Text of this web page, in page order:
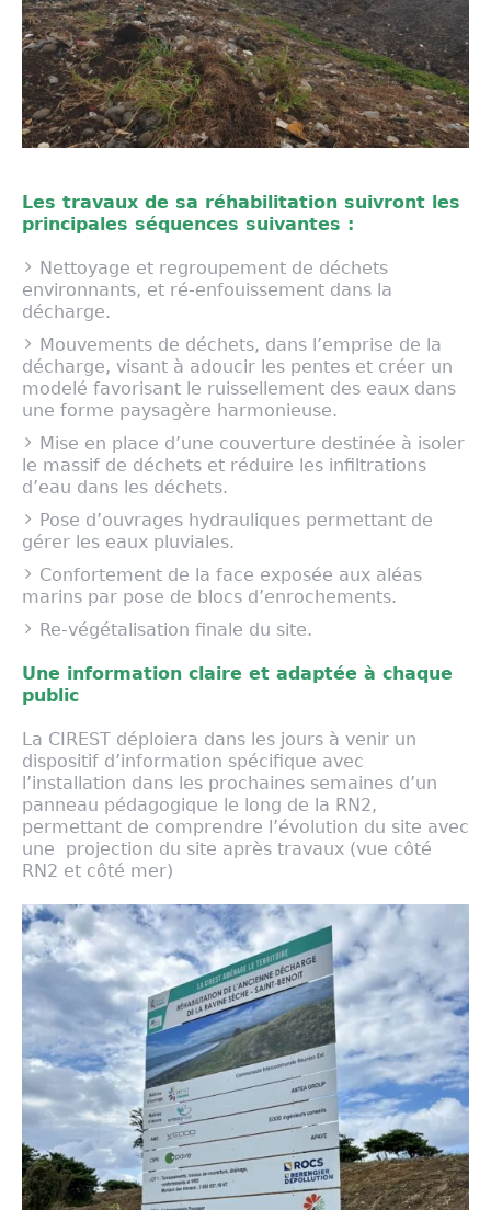
Les travaux de sa réhabilitation suivront les
principales séquences suivantes :
Nettoyage et regroupement de déchets
environnants, et ré-enfouissement dans la
décharge.
Mouvements de déchets, dans l’emprise de la
décharge, visant à adoucir les pentes et créer un
modelé favorisant le ruissellement des eaux dans
une forme paysagère harmonieuse.
Mise en place d’une couverture destinée à isoler
le massif de déchets et réduire les infiltrations
d’eau dans les déchets.
Pose d’ouvrages hydrauliques permettant de
gérer les eaux pluviales.
Confortement de la face exposée aux aléas
marins par pose de blocs d’enrochements.
Re-végétalisation finale du site.
Une information claire et adaptée à chaque
public
La CIREST déploiera dans les jours à venir un
dispositif d’information spécifique avec
l’installation dans les prochaines semaines d’un
panneau pédagogique le long de la RN2,
permettant de comprendre l’évolution du site avec
une projection du site après travaux (vue côté
RN2 et côté mer)